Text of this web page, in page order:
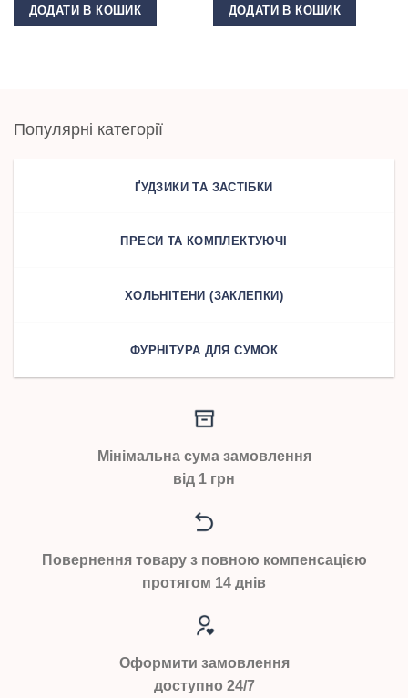
ДОДАТИ В КОШИК ДОДАТИ В КОШИК
Популярні категорії
ҐУДЗИКИ ТА ЗАСТІБКИ
ПРЕСИ ТА КОМПЛЕКТУЮЧІ
ХОЛЬНІТЕНИ (ЗАКЛЕПКИ)
ФУРНІТУРА ДЛЯ СУМОК
Мінімальна сума замовлення
від 1 грн
Повернення товару з повною компенсацією
протягом 14 днів
Оформити замовлення
доступно 24/7